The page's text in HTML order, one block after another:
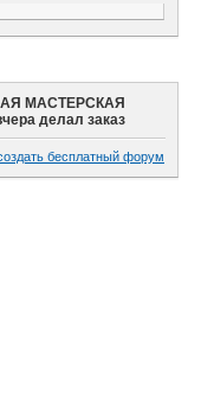
МАСТЕРСКАЯ
делал заказ
бесплатный форум